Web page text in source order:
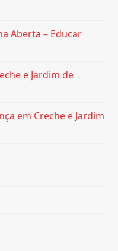
Aberta – Educar
e Jardim de
em Creche e Jardim